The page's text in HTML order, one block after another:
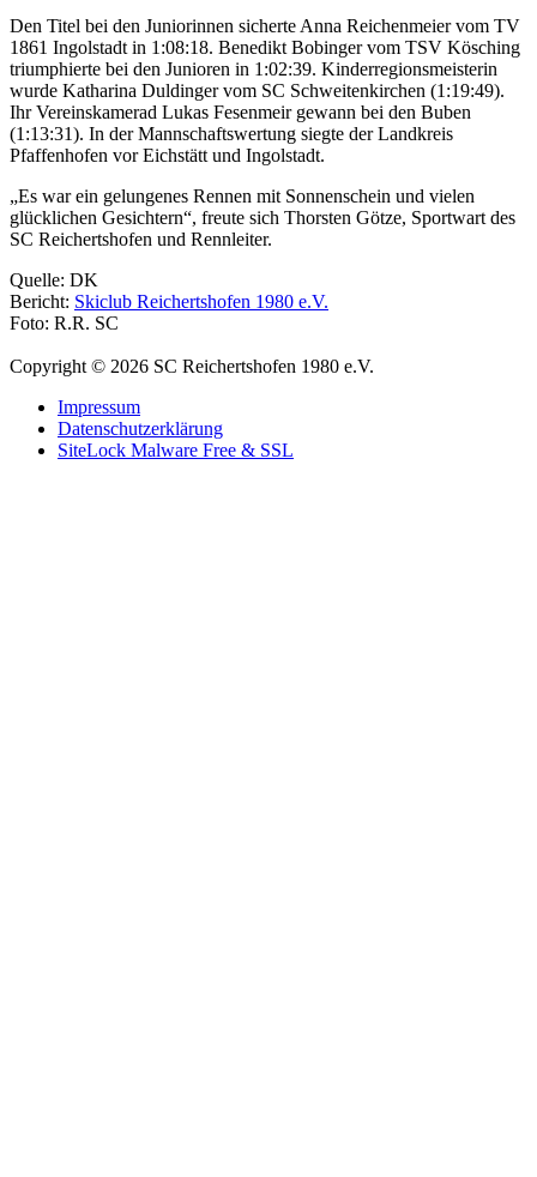
Den Titel bei den Juniorinnen sicherte Anna Reichenmeier vom TV
1861 Ingolstadt in 1:08:18. Benedikt Bobinger vom TSV Kösching
triumphierte bei den Junioren in 1:02:39. Kinderregionsmeisterin
wurde Katharina Duldinger vom SC Schweitenkirchen (1:19:49).
Ihr Vereinskamerad Lukas Fesenmeir gewann bei den Buben
(1:13:31). In der Mannschaftswertung siegte der Landkreis
Pfaffenhofen vor Eichstätt und Ingolstadt.
„Es war ein gelungenes Rennen mit Sonnenschein und vielen
glücklichen Gesichtern“, freute sich Thorsten Götze, Sportwart des
SC Reichertshofen und Rennleiter.
Quelle: DK
Bericht: Skiclub Reichertshofen 1980 e.V.
Foto: R.R. SC
Copyright © 2026 SC Reichertshofen 1980 e.V.
Impressum
Datenschutzerklärung
SiteLock Malware Free & SSL